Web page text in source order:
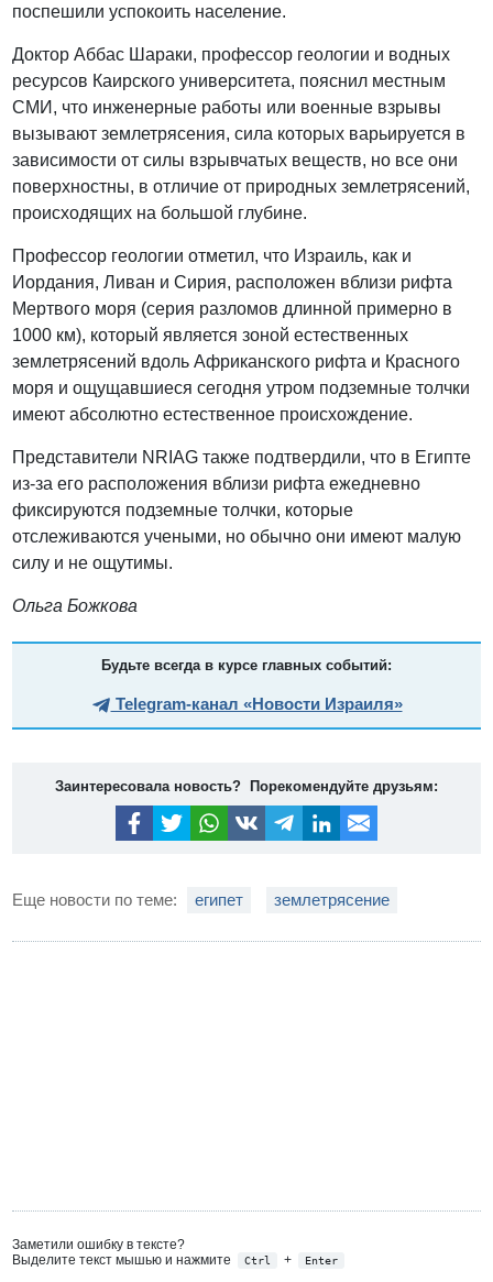
поспешили успокоить население.
Доктор Аббас Шараки, профессор геологии и водных
ресурсов Каирского университета, пояснил местным
СМИ, что инженерные работы или военные взрывы
вызывают землетрясения, сила которых варьируется в
зависимости от силы взрывчатых веществ, но все они
поверхностны, в отличие от природных землетрясений,
происходящих на большой глубине.
Профессор геологии отметил, что Израиль, как и
Иордания, Ливан и Сирия, расположен вблизи рифта
Мертвого моря (серия разломов длинной примерно в
1000 км), который является зоной естественных
землетрясений вдоль Африканского рифта и Красного
моря и ощущавшиеся сегодня утром подземные толчки
имеют абсолютно естественное происхождение.
Представители NRIAG также подтвердили, что в Египте
из-за его расположения вблизи рифта ежедневно
фиксируются подземные толчки, которые
отслеживаются учеными, но обычно они имеют малую
силу и не ощутимы.
Ольга Божкова
Будьте всегда в курсе главных событий:
Telegram-канал «Новости Израиля»
Заинтересовала новость? Порекомендуйте друзьям:
Еще новости по теме: египет землетрясение
Заметили ошибку в тексте?
Выделите текст мышью и нажмите
Ctrl + Enter